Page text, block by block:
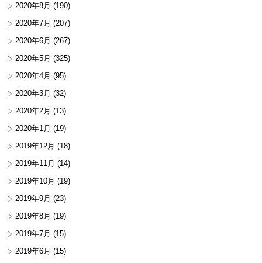
2020年8月 (190)
2020年7月 (207)
2020年6月 (267)
2020年5月 (325)
2020年4月 (95)
2020年3月 (32)
2020年2月 (13)
2020年1月 (19)
2019年12月 (18)
2019年11月 (14)
2019年10月 (19)
2019年9月 (23)
2019年8月 (19)
2019年7月 (15)
2019年6月 (15)